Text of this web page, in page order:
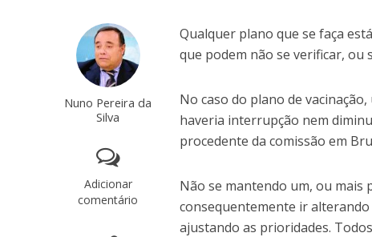
Nuno Pereira da
Silva
Adicionar
comentário
Qualquer plano que se faça
que podem não se verificar, ou
No caso do plano de
haveria interrupção nem
procedente da comissão em
Não se mantendo um, ou
consequentemente ir alterando
ajustando as prioridades.